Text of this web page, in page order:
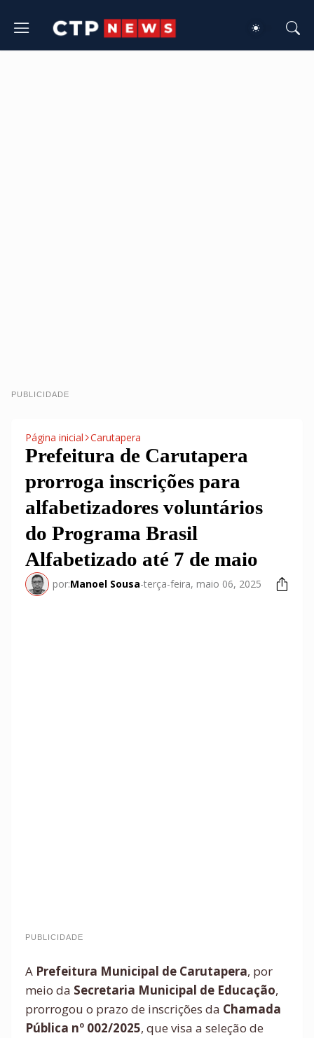
PUBLICIDADE
Página inicial Carutapera
Prefeitura de Carutapera
prorroga inscrições para
alfabetizadores voluntários
do Programa Brasil
Alfabetizado até 7 de maio
por:Manoel Sousa-terça-feira, maio 06, 2025
PUBLICIDADE
A Prefeitura Municipal de Carutapera, por
meio da Secretaria Municipal de Educação,
prorrogou o prazo de inscrições da Chamada
Pública nº 002/2025, que visa a seleção de